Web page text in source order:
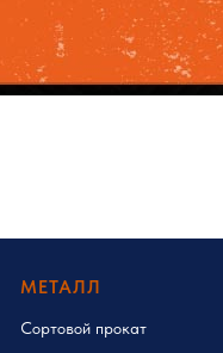
МЕТАЛЛ
Сортовой прокат